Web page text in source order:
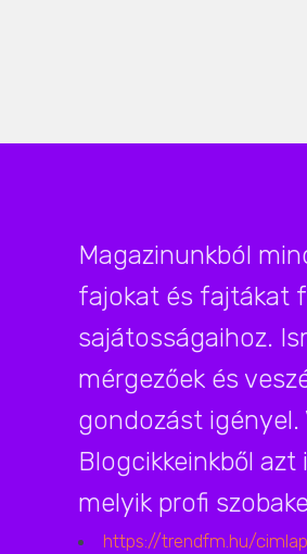
Magazinunkból
fajokat és fajtákat
sajátosságaihoz.
mérgezőek és
gondozást igényel.
Blogcikkeinkből
melyik profi
https://trendfm.hu/